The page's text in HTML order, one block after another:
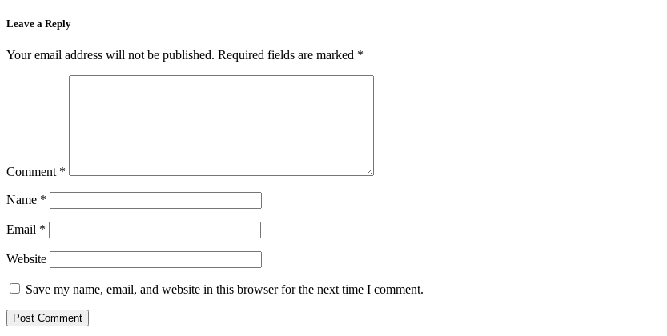
Leave a Reply
Your email address will not be published. Required fields are marked *
Comment *
Name *
Email *
Website
Save my name, email, and website in this browser for the next time I comment.